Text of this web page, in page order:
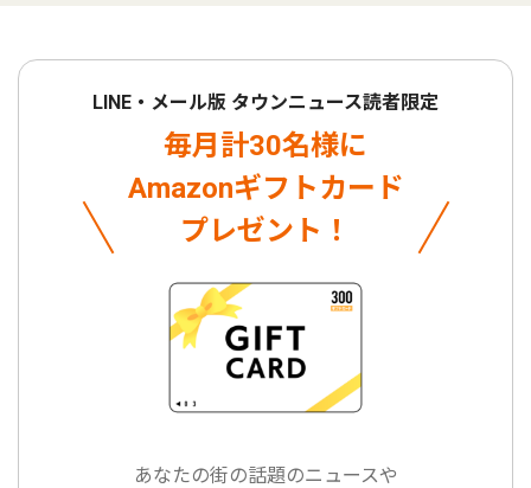
LINE・メール版 タウンニュース読者限定
毎月計30名様に
Amazonギフトカード
プレゼント！
あなたの街の話題のニュースや